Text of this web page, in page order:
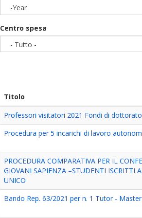
-Year
Centro spesa
- Tutto -
Titolo
Professori visitatori 2021 Fondi di
Procedura per 5 incarichi di lavoro
PROCEDURA COMPARATIVA PER IL
GIOVANI SAPIENZA –STUDENTI ISCRITTI
UNICO
Bando Rep. 63/2021 per n. 1 Tutor -